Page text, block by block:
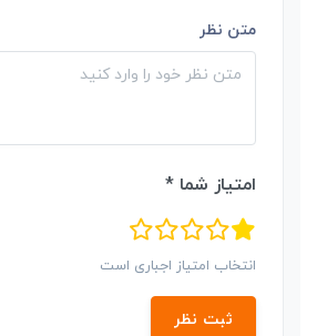
متن نظر
امتیاز شما *
انتخاب امتیاز اجباری است
ثبت نظر